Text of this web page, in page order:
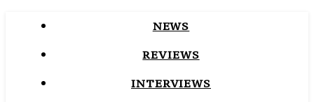
NEWS
REVIEWS
INTERVIEWS